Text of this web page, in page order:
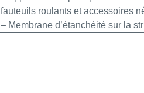
fauteuils roulants et accessoires
– Membrane d’étanchéité sur la